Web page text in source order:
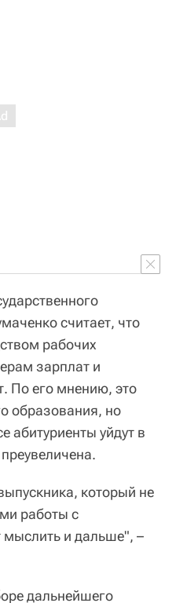
считает, что
рабочих
зарплат и
По его мнению, это
образования, но
абитуриенты уйдут в
который не
работы с
и дальше", –
дальнейшего